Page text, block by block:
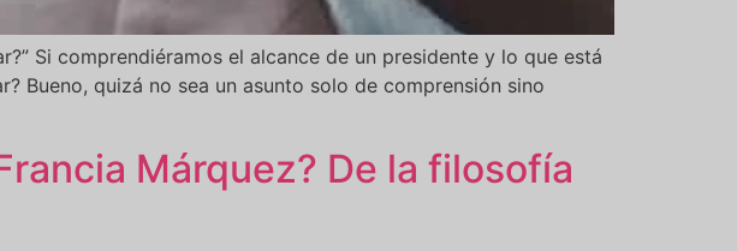
Si comprendiéramos el alcance de un presidente y lo que está
Bueno, quizá no sea un asunto solo de comprensión sino
Márquez? De la filosofía